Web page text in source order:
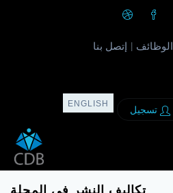
الوظائف إتصل بنا
تسجيل
ENGLISH
تكاليف النشر في المجلة